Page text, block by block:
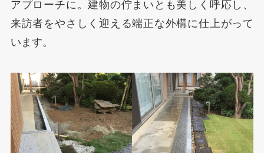
アプローチに。建物の佇まいとも美しく呼応し、
来訪者をやさしく迎える端正な外構に仕上がって
います。